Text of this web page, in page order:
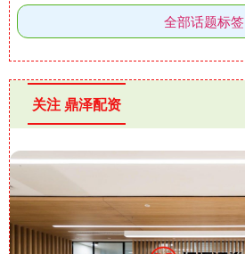
全部话题标签
关注 鼎泽配资